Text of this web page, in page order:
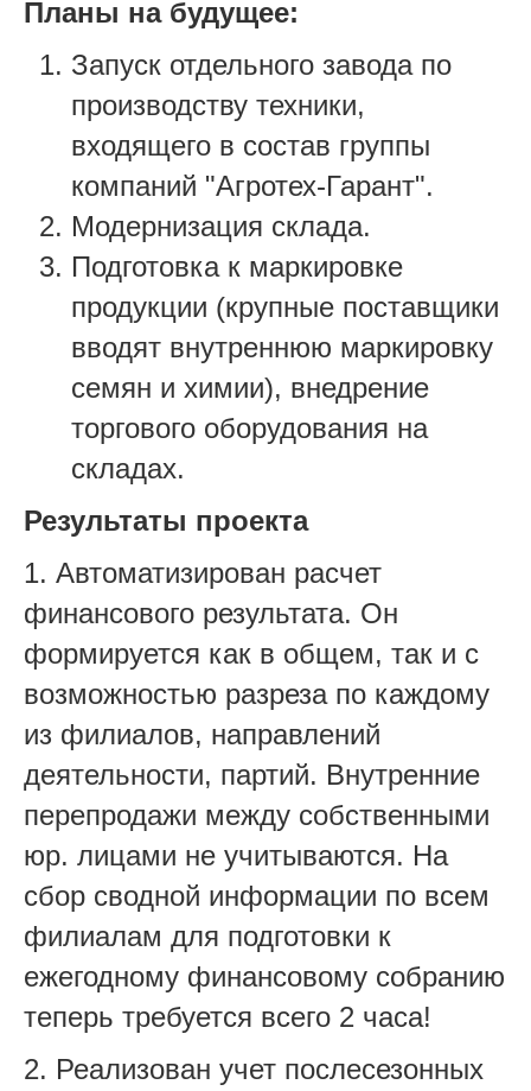
Планы на будущее:
Запуск отдельного завода по
производству техники,
входящего в состав группы
компаний "Агротех-Гарант".
Модернизация склада.
Подготовка к маркировке
продукции (крупные поставщики
вводят внутреннюю маркировку
семян и химии), внедрение
торгового оборудования на
складах.
Результаты проекта
1. Автоматизирован расчет
финансового результата. Он
формируется как в общем, так и с
возможностью разреза по каждому
из филиалов, направлений
деятельности, партий. Внутренние
перепродажи между собственными
юр. лицами не учитываются. На
сбор сводной информации по всем
филиалам для подготовки к
ежегодному финансовому собранию
теперь требуется всего 2 часа!
2. Реализован учет послесезонных